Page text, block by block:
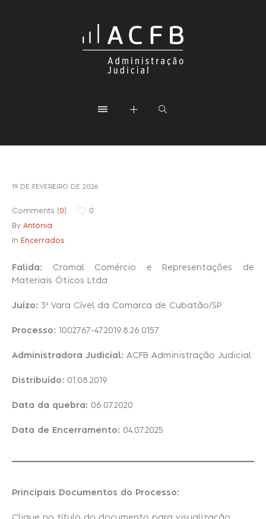
Recuperação Judicial
19 DE FEVEREIRO DE 2026
Comments (0) 0
By Antonia
In Encerrados
Falida: Cromal Comércio e Representações de
Materiais Óticos Ltda
Juízo: 3ª Vara Cível da Comarca de Cubatão/SP
Processo: 1002767-47.2019.8.26.0157
Administradora Judicial: ACFB Administração Judicial
Distribuído: 01.08.2019
Data da quebra: 06.07.2020
Data de Encerramento: 04.07.2025
Principais Documentos do Processo: